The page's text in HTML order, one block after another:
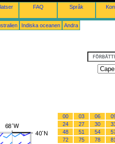
FAQ Språk
Indiska oceanen Andra
00 03 06
24
27 30
48
51 54
72
75 78 81